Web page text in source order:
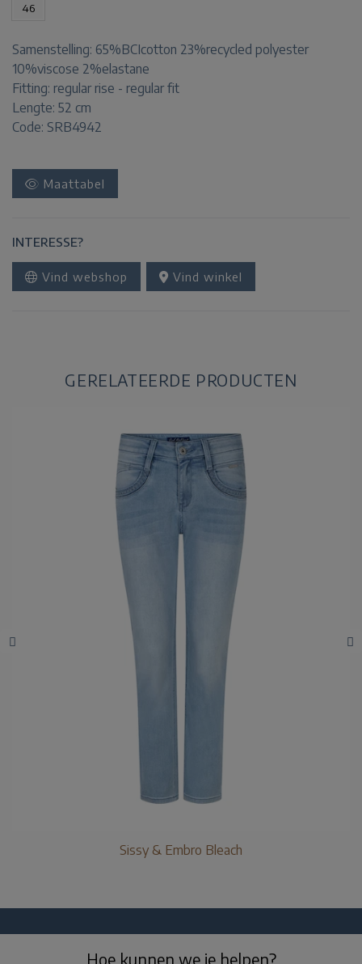
46
Samenstelling: 65%BCIcotton 23%recycled polyester
10%viscose 2%elastane
Fitting: regular rise - regular fit
Lengte: 52 cm
Code: SRB4942
Maattabel
INTERESSE?
Vind webshop Vind winkel
GERELATEERDE PRODUCTEN
Sissy & Embro Bleach
Hoe kunnen we je helpen?